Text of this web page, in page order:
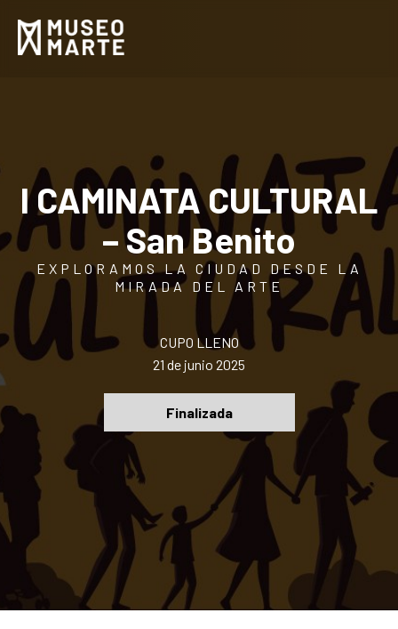
I CAMINATA CULTURAL
– San Benito
EXPLORAMOS LA CIUDAD DESDE LA
MIRADA DEL ARTE
CUPO LLENO
21 de junio 2025
Finalizada